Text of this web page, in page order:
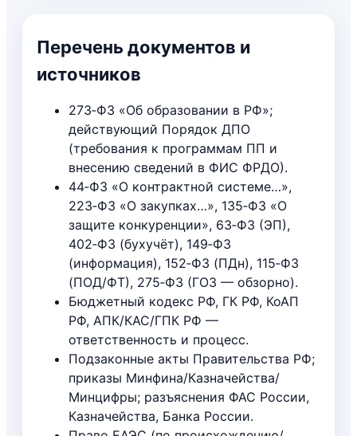
Перечень документов и
источников
273‑ФЗ «Об образовании в РФ»;
действующий Порядок ДПО
(требования к программам ПП и
внесению сведений в ФИС ФРДО).
44‑ФЗ «О контрактной системе…»,
223‑ФЗ «О закупках…», 135‑ФЗ «О
защите конкуренции», 63‑ФЗ (ЭП),
402‑ФЗ (бухучёт), 149‑ФЗ
(информация), 152‑ФЗ (ПДн), 115‑ФЗ
(ПОД/ФТ), 275‑ФЗ (ГОЗ — обзорно).
Бюджетный кодекс РФ, ГК РФ, КоАП
РФ, АПК/КАС/ГПК РФ —
ответственность и процесс.
Подзаконные акты Правительства РФ;
приказы Минфина/Казначейства/
Минцифры; разъяснения ФАС России,
Казначейства, Банка России.